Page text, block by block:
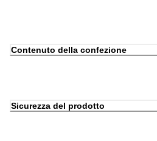
Contenuto della confezione
Sicurezza del prodotto